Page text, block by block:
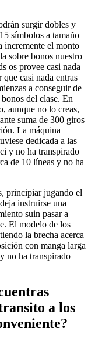
surgir dobles y
símbolos a tamaño
incremente el monto
sobre bonos nuestro
os provee casi nada
casi nada entras
a conseguir de
del clase. En
aunque no lo creas,
suma de 300 giros
La máquina
dedicada a las
y no ha transpirado
de 10 líneas y no ha
principiar jugando el
instruirse una
suin pasar a
El modelo de los
la brecha acerca
con manga larga
no ha transpirado
a los